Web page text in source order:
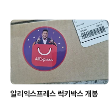
알리익스프레스 럭키박스 개봉